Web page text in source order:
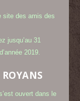
site des amis des
jusqu’au 31
2019.
ouvert dans le